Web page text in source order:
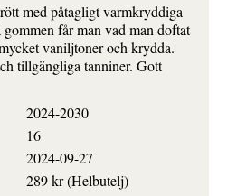
med påtagligt varmkryddiga
får man vad man doftat
vaniljtoner och krydda.
tillgängliga tanniner. Gott
2024-2030
16
2024-09-27
289 kr (Helbutelj)